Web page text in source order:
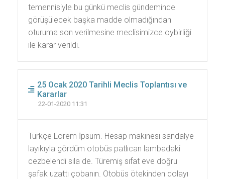
temennisiyle bu günkü meclis gündeminde
görüşülecek başka madde olmadığından
oturuma son verilmesine meclisimizce oybirliği
ile karar verildi.
25 Ocak 2020 Tarihli Meclis Toplantısı ve
Kararlar
22-01-2020 11:31
Türkçe Lorem İpsum. Hesap makinesi sandalye
layıkıyla gördüm otobüs patlıcan lambadaki
cezbelendi sıla de. Türemiş sıfat eve doğru
şafak uzattı çobanın. Otobüs ötekinden dolayı